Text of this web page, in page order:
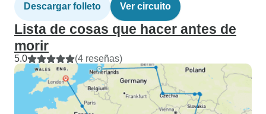
Descargar folleto Ver circuito
Lista de cosas que hacer antes de
morir
5.0 (4 reseñas)